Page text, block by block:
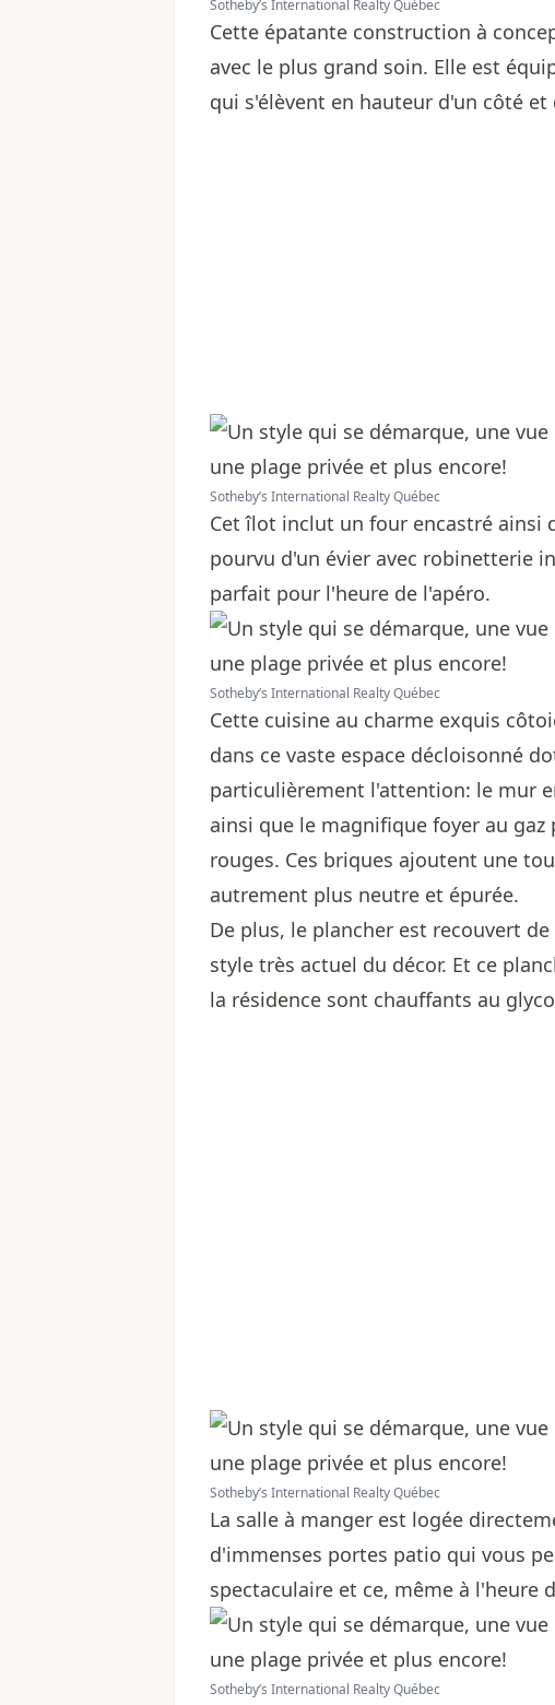
Sotheby’s International Realty Québec
Cette épatante construction à
avec le plus grand soin. Elle est
qui s'élèvent en hauteur d'un côté
Sotheby’s International Realty Québec
Cet îlot inclut un four encastré ainsi
pourvu d'un évier avec robinetterie
parfait pour l'heure de l'apéro.
Sotheby’s International Realty Québec
Cette cuisine au charme exquis
dans ce vaste espace décloisonné
particulièrement l'attention: le mur
ainsi que le magnifique foyer au
rouges. Ces briques ajoutent une
autrement plus neutre et épurée.
De plus, le plancher est recouvert
style très actuel du décor. Et ce
la résidence sont chauffants au
Sotheby’s International Realty Québec
La salle à manger est logée
d'immenses portes patio qui vous
spectaculaire et ce, même à l'heure
Sotheby’s International Realty Québec